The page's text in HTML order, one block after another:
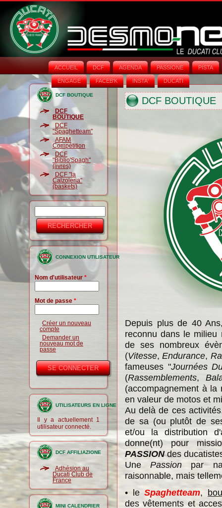
ACCUEIL DCF AGENDA PASSIONE PISTA
ENGAGE FACEB'K INSTA‘ DUCATI
DCF BOUTIQUE
DCF
BOUTIQUE
DCF
"Spaghetteam"
AFAM
Compétition
DCF
"Biblio'Spagh"
(livres)
DCF "la
Calzoleria"
(baskets)
Formulaire
de
recherche
CONNEXION UTILISATEUR
Nom d'utilisateur *
Mot de passe *
Créer un nouveau
compte
Demander un
nouveau mot de
passe
UTILISATEURS EN LIGNE
Il y a actuellement 1
utilisateur connecté.
DCF AFFILIAZIONE
Adhésion au
Ducati Club de
France
MINI CALENDRIER
DCF BOUTIQUE
Depuis plus de 40
reconnu dans le milieu
de ses nombreux
(Vitesse,Endurance,
fameuses "Journées
(Rassemblements,
(accompagnement à
en valeur de motos et
Au delà de ces
de sa (ou plutôt de
et/ou la distribution
donne(nt) pour
PASSIONdes
UnePassion par
raisonnable, mais
• leSpaghetteam,
des vêtements et